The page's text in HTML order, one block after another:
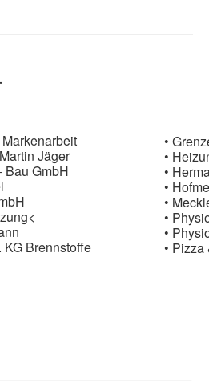
Jäger
Bau GmbH
KG Brennstoffe
•
•
•
•
•
•
•
•